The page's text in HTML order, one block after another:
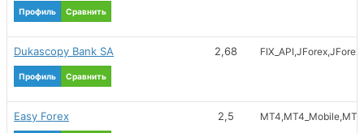
Профиль Сравнить
Dukascopy Bank SA
Профиль Сравнить
2,68 FIX_API JForex
Easy Forex 2,5 MT4 MT4_Mobile